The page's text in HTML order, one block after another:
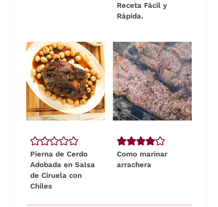
Receta Fácil y
Rápida.
Pierna de Cerdo
Adobada en Salsa
de Ciruela con
Chiles
Como marinar
arrachera